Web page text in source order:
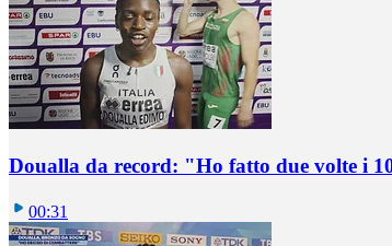
Doualla da record: "Ho fatto due volte i
00:31